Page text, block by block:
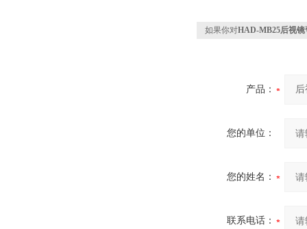
如果你对HAD-MB25后视
产品：
您的单位：
您的姓名：
联系电话：